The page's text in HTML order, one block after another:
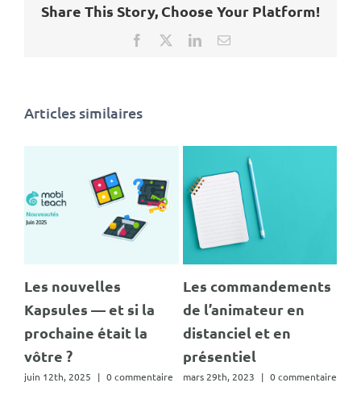
Share This Story, Choose Your Platform!
Facebook LinkedInEmail
Articles similaires
— et si la
était la
| 0 commentaire
Les commandements
de l’animateur en
distanciel et en
présentiel
mars 29th, 2023 | 0 commentaire
ELearning
mars 8th, 2023